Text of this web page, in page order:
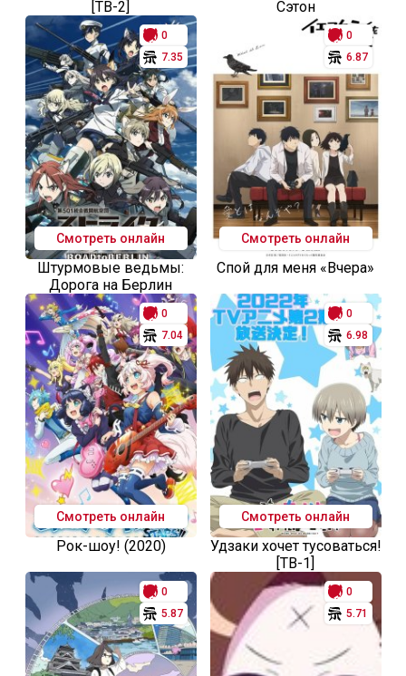
[ТВ-2]
Сэтон
0
7.35
Смотреть онлайн
Штурмовые ведьмы:
Дорога на Берлин
0
6.87
Смотреть онлайн
Спой для меня «Вчера»
0
7.04
Смотреть онлайн
Рок-шоу! (2020)
0
6.98
Смотреть онлайн
Удзаки хочет тусоваться!
[ТВ-1]
0
5.87
0
5.71